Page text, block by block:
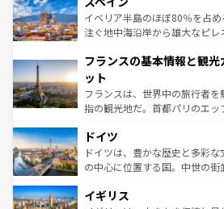
景など、自然景観も見逃せな
ピザやパスタなど、絶品のイタ
ませてくれるイタリアで、忘れ
なお、新着のイタリア情報は
しい。
イベリア半島のほぼ80％を占
注ぐ地中海沿岸から雄大なピレ
文化が根付くこの国では、情熱
れる闘牛、そして美味しいタパ
る。首都マドリードの洗練さ
アートに溢れた街角から、地方
せる。地方によって風土や気候
性で訪
ンテンツ一覧を参照してほしい
フランスの基本情報と観
ット
フランスは、世界中の旅行者
指の観光地だ。首都パリのエッ
で、幅広い魅力が詰まっている
聖堂、美しいビーチ、そして
から魅了する。また、フラン
いる。シャンパンの発祥地であ
ドイツ
ドイツは、豊かな歴史と多彩
の中心に位置する国。中世の
顔を持つこの国は、どこを歩い
イギリス